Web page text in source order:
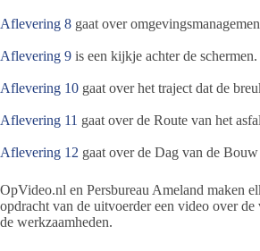
Aflevering 8 gaat over
Aflevering 9 is een kijkje achter de schermen.
Aflevering 10 gaat over het traject dat de
Aflevering 11 gaat over de Route van het
Aflevering 12 gaat over de Dag van de Bouw
OpVideo.nl en Persbureau Ameland maken
opdracht van de uitvoerder een video over de
de werkzaamheden.